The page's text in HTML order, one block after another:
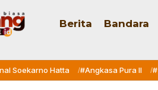
Berita Bandara
Soekarno Hatta #Angkasa Pura II